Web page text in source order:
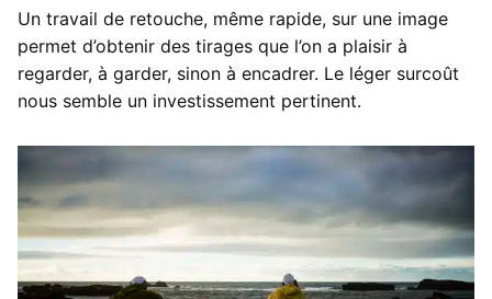
Développement des films
Notre atelier de développement
Films argentiques
Tirages couleur à l’agrandisseur
Numérique
Numérisation haute définition
Retouche numérique
Restauration d’images anciennes
Tirages
Tirages
Préparation des fichiers images
Choix du papier d’impression
Tirages jet d’encre
Tarifs des développements
Nous contacter
Nous rendre visite
Envoi de fichiers
Un travail de retouche, même rapide, sur une image
permet d’obtenir des tirages que l’on a plaisir à
regarder, à garder, sinon à encadrer. Le léger surcoût
nous semble un investissement pertinent.